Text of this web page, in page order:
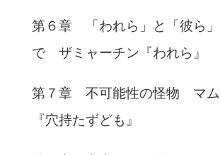
第６章 「われら」と「彼ら
で ザミャーチン『われら』
第７章 不可能性の怪物 マム
『穴持たずども』